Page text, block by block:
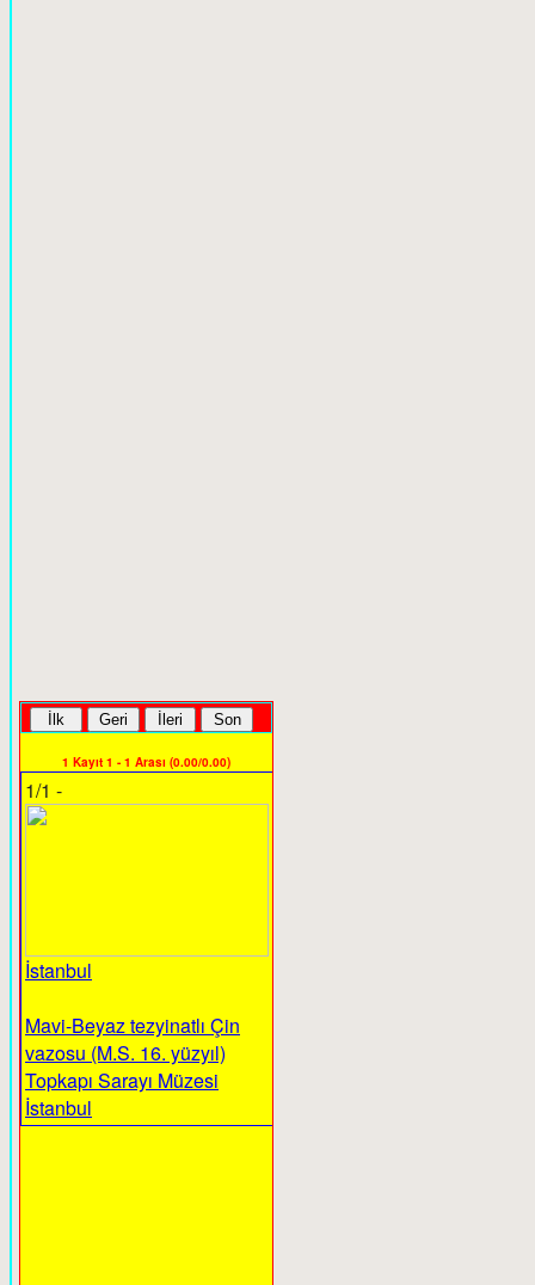
1 Kayıt 1 - 1 Arası (0.00/0.00)
1/1 -
İstanbul
Mavi-Beyaz tezyinatlı Çin
vazosu (M.S. 16. yüzyıl)
Topkapı Sarayı Müzesi
İstanbul